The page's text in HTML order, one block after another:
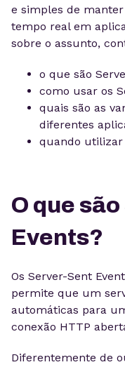
e simples de
tempo real em
sobre o assunto,
o que são
como usar os
quais são as
diferentes
quando utilizar
O que
Events?
Os Server-Sent
permite que um
automáticas para
conexão HTTP
Diferentemente de